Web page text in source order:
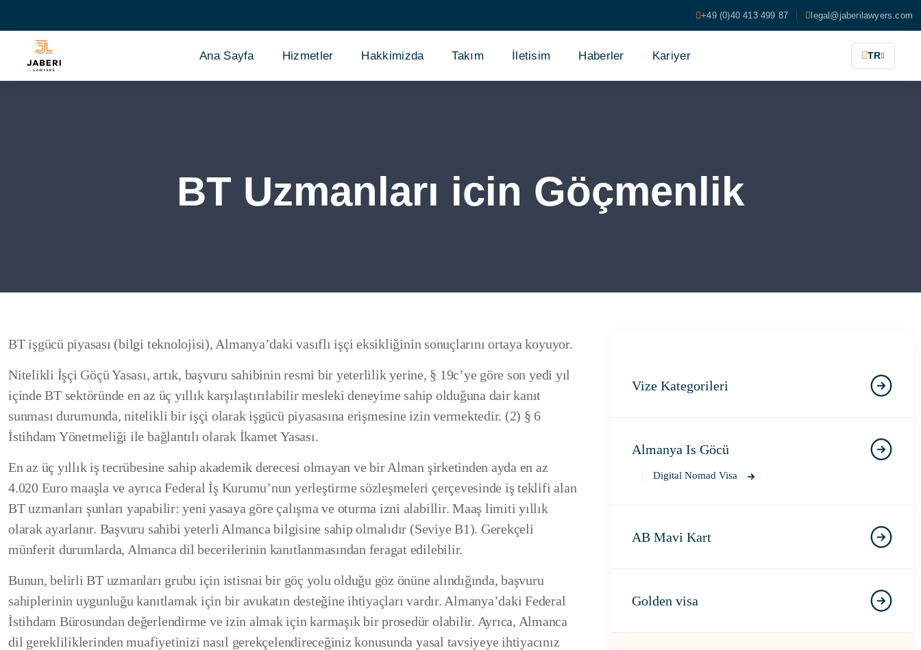
+49 (0)40 413 499 87 legal@jaberilawyers.com
Ana Sayfa Hizmetler Hakkimizda Takım İletisim Haberler Kariyer TR
BT Uzmanları icin Göçmenlik
BT işgücü piyasası (bilgi teknolojisi), Almanya’daki vasıflı işçi eksikliğinin sonuçlarını ortaya koyuyor.
Nitelikli İşçi Göçü Yasası, artık, başvuru sahibinin resmi bir yeterlilik yerine, § 19c’ye göre son yedi yıl
içinde BT sektöründe en az üç yıllık karşılaştırılabilir mesleki deneyime sahip olduğuna dair kanıt
sunması durumunda, nitelikli bir işçi olarak işgücü piyasasına erişmesine izin vermektedir. (2) § 6
İstihdam Yönetmeliği ile bağlantılı olarak İkamet Yasası.
En az üç yıllık iş tecrübesine sahip akademik derecesi olmayan ve bir Alman şirketinden ayda en az
4.020 Euro maaşla ve ayrıca Federal İş Kurumu’nun yerleştirme sözleşmeleri çerçevesinde iş teklifi alan
BT uzmanları şunları yapabilir: yeni yasaya göre çalışma ve oturma izni alabillir. Maaş limiti yıllık
olarak ayarlanır. Başvuru sahibi yeterli Almanca bilgisine sahip olmalıdır (Seviye B1). Gerekçeli
münferit durumlarda, Almanca dil becerilerinin kanıtlanmasından feragat edilebilir.
Bunun, belirli BT uzmanları grubu için istisnai bir göç yolu olduğu göz önüne alındığında, başvuru
sahiplerinin uygunluğu kanıtlamak için bir avukatın desteğine ihtiyaçları vardır. Almanya’daki Federal
İstihdam Bürosundan değerlendirme ve izin almak için karmaşık bir prosedür olabilir. Ayrıca, Almanca
dil gerekliliklerinden muafiyetinizi nasıl gerekçelendireceğiniz konusunda yasal tavsiyeye ihtiyacınız
Vize Kategorileri
Almanya Is Göcü
Digital Nomad Visa
AB Mavi Kart
Golden visa